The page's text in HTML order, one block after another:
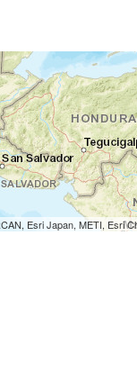
Esri Japan, METI, Esri